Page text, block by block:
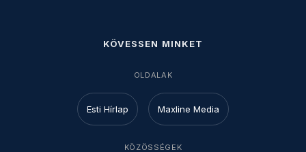
KÖVESSEN MINKET
OLDALAK
Esti Hírlap Maxline Media
KÖZÖSSÉGEK